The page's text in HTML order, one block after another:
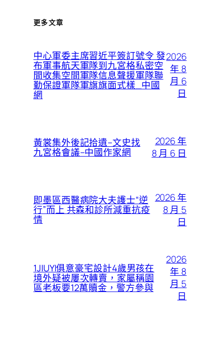
更多文章
中心軍委主席習近平簽訂號令 發
布軍事航天軍隊到九宮格私密空
間收集空間軍隊信息聲援軍隊聯
勤保證軍隊軍旗旗面式樣_中國
網
2026
年 8
月 6
日
黃裳集外後記拾遺–文史找
九宮格會議–中國作家網
2026 年
8 月 6 日
即墨區西醫病院大夫護士“逆
行”而上 共森和診所減重抗疫
情
2026 年
8 月 5
日
1JIUYI俱意豪宅設計4歲男孩在
境外疑被屢次轉賣，家屬稱園
區老板要12萬贖金，警方參與
2026
年 8
月 5
日